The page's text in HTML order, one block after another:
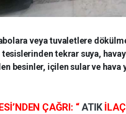
veya tuvaletlere
tesislerinden tekrar suya,
besinler, içilen sular ve
ÇAĞRI: “ATIK